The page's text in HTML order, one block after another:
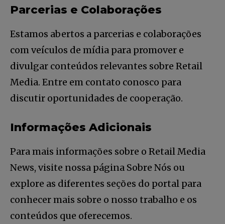
Parcerias e Colaborações
Estamos abertos a parcerias e colaborações
com veículos de mídia para promover e
divulgar conteúdos relevantes sobre Retail
Media. Entre em contato conosco para
discutir oportunidades de cooperação.
Informações Adicionais
Para mais informações sobre o Retail Media
News, visite nossa página Sobre Nós ou
explore as diferentes seções do portal para
conhecer mais sobre o nosso trabalho e os
conteúdos que oferecemos.